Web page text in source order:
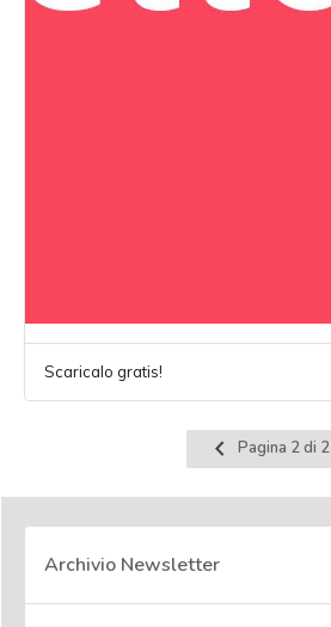
Scaricalo gratis!
Pagina
precedente
Pagina 2 di 2
Archivio Newsletter